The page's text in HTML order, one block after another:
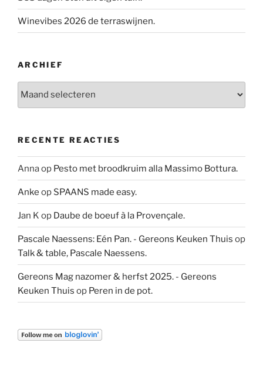
Winevibes 2026 de terraswijnen.
ARCHIEF
RECENTE REACTIES
Annaop Pesto met broodkruim alla Massimo Bottura.
Anke op SPAANS made easy.
Jan K op Daube de boeuf à la Provençale.
Pascale Naessens: Eén Pan. - Gereons Keuken Thuis op
Talk & table, Pascale Naessens.
Gereons Mag nazomer & herfst 2025. - Gereons
Keuken Thuis op Peren in de pot.